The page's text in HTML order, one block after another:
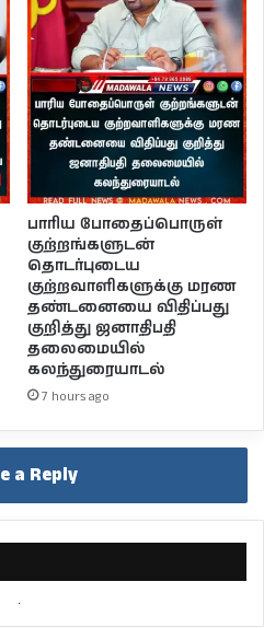
பாரிய போதைப்பொருள்
குற்றங்களுடன்
தொடர்புடைய
குற்றவாளிகளுக்கு மரண
தண்டனையை விதிப்பது
குறித்து ஜனாதிபதி
தலைமையில்
கலந்துரையாடல்
7 hours ago
a Reply